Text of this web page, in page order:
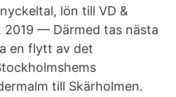
lön till VD &
2019 — Därmed tas nästa
en flytt av det
till Skärholmen.